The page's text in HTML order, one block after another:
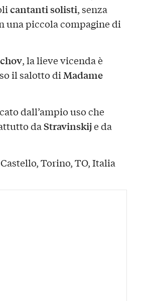
cantanti solisti, senza
una piccola compagine di
, la lieve vicenda è
il salotto diMadame
dall’ampio uso che
daStravinskije da
Torino, TO, Italia